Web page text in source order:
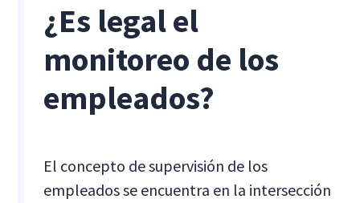
¿Es legal el
monitoreo de los
empleados?
El concepto de supervisión de los
empleados se encuentra en la intersección